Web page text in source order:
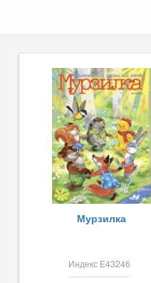
Мурзилка
Индекс Е43246